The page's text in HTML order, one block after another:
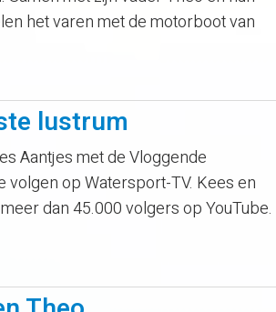
het varen met de motorboot van
lustrum
Aantjes met de Vloggende
volgen op Watersport-TV. Kees en
dan 45.000 volgers op YouTube.